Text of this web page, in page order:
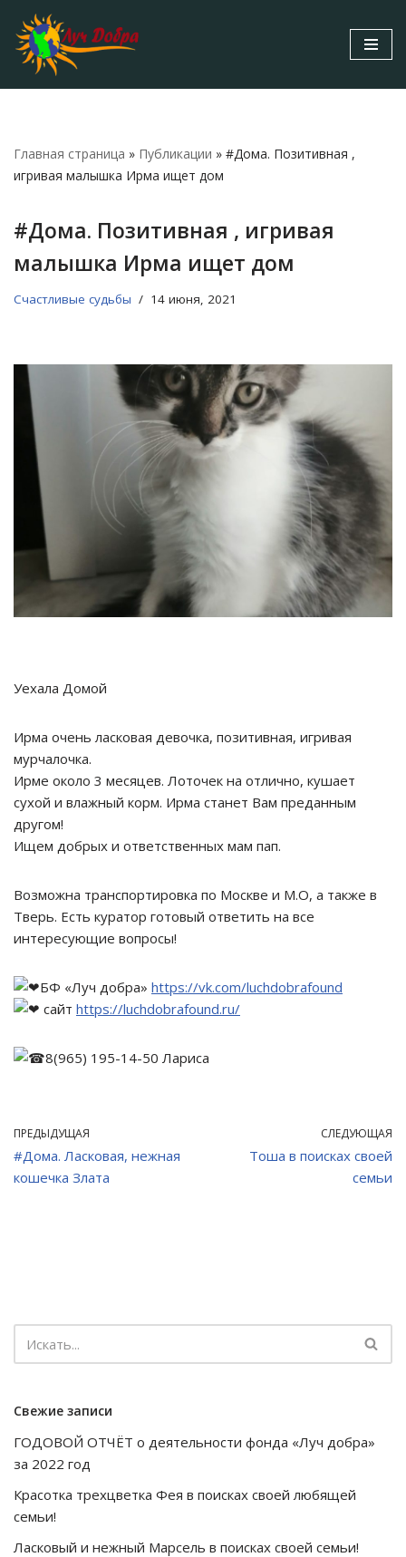
Перейти
содержимому
Главная страница » Публикации » #Дома. Позитивная ,
игривая малышка Ирма ищет дом
#Дома. Позитивная , игривая
малышка Ирма ищет дом
Счастливые судьбы 14 июня, 2021
Уехала Домой
Ирма очень ласковая девочка, позитивная, игривая
мурчалочка.
Ирме около 3 месяцев. Лоточек на отлично, кушает
сухой и влажный корм. Ирма станет Вам преданным
другом!
Ищем добрых и ответственных мам пап.
Возможна транспортировка по Москве и М.О, а также в
Тверь. Есть куратор готовый ответить на все
интересующие вопросы!
БФ «Луч добра» https://vk.com/luchdobrafound
сайт https://luchdobrafound.ru/
8(965) 195-14-50 Лариса
ПРЕДЫДУЩАЯ
#Дома. Ласковая, нежная
кошечка Злата
СЛЕДУЮЩАЯ
Тоша в поисках своей
семьи
Свежие записи
ГОДОВОЙ ОТЧЁТ о деятельности фонда «Луч добра»
за 2022 год
Красотка трехцветка Фея в поисках своей любящей
семьи!
Ласковый и нежный Марсель в поисках своей семьи!